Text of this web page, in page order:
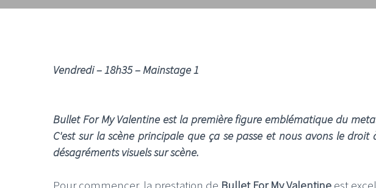
Vendredi – 18h35 – Mainstage 1
Bullet For My Valentine est la première figure emblématique du
C'est sur la scène principale que ça se passe et nous avons le
désagréments visuels sur scène.
Pour commencer, la prestation de Bullet For My Valentine est